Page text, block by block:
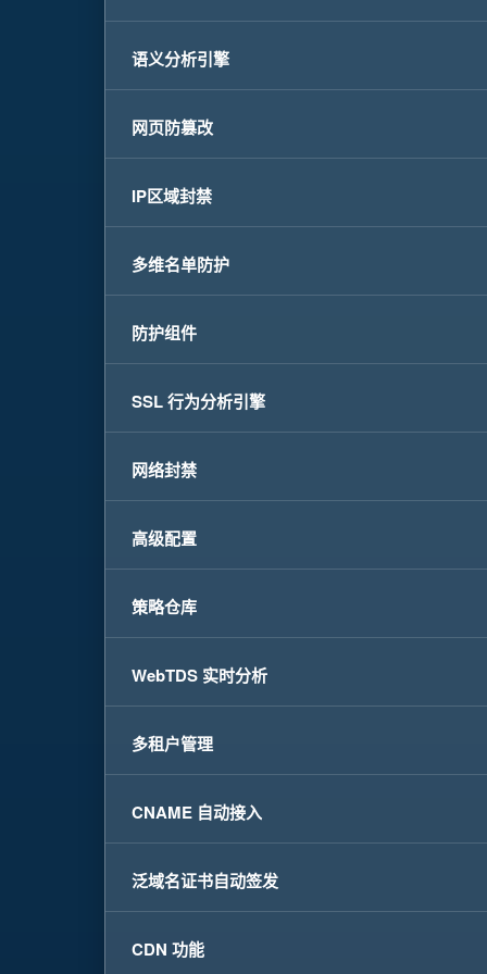
语义分析引擎
网页防篡改
IP区域封禁
多维名单防护
防护组件
SSL 行为分析引擎
网络封禁
高级配置
策略仓库
WebTDS 实时分析
多租户管理
CNAME 自动接入
泛域名证书自动签发
CDN 功能